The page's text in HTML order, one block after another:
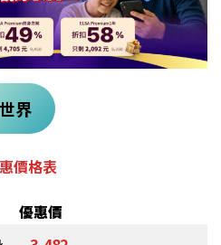
界
價格表
優惠價